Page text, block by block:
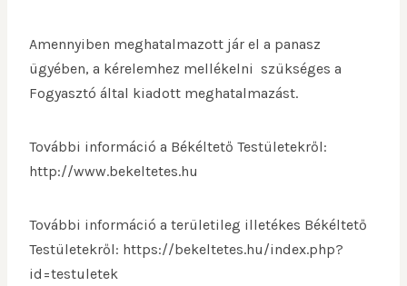
Amennyiben meghatalmazott jár el a panasz
ügyében, a kérelemhez mellékelni szükséges a
Fogyasztó által kiadott meghatalmazást.
További információ a Békéltető Testületekről:
http://www.bekeltetes.hu
További információ a területileg illetékes Békéltető
Testületekről: https://bekeltetes.hu/index.php?
id=testuletek